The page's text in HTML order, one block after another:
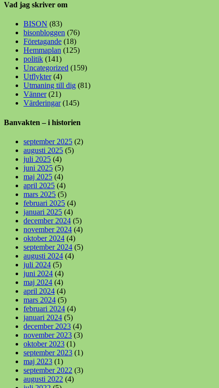
Vad jag skriver om
BISON (83)
bisonbloggen (76)
Företagande (18)
Hemmaplan (125)
politik (141)
Uncategorized (159)
Utflykter(4)
Utmaning till dig (81)
Vänner(21)
Värderingar(145)
Banvakten – i historien
september 2025 (2)
augusti 2025 (5)
juli 2025 (4)
juni 2025 (5)
maj 2025 (4)
april 2025 (4)
mars 2025 (5)
februari 2025 (4)
januari 2025 (4)
december 2024 (5)
november 2024 (4)
oktober 2024 (4)
september 2024 (5)
augusti 2024 (4)
juli 2024 (5)
juni 2024 (4)
maj 2024 (4)
april 2024 (4)
mars 2024 (5)
februari 2024 (4)
januari 2024 (5)
december 2023 (4)
november 2023 (3)
oktober 2023 (1)
september 2023 (1)
maj 2023 (1)
september 2022 (3)
augusti 2022 (4)